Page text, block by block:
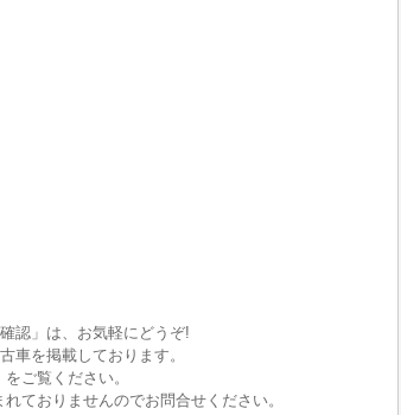
認」は、お気軽にどうぞ!
車を掲載しております。
ご覧ください。
ておりませんのでお問合せください。